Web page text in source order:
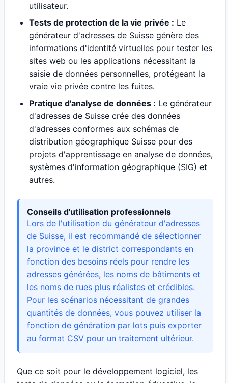
utilisateur.
Tests de protection de la vie privée : Le
générateur d'adresses de Suisse génère des
informations d'identité virtuelles pour tester les
sites web ou les applications nécessitant la
saisie de données personnelles, protégeant la
vraie vie privée contre les fuites.
Pratique d'analyse de données : Le générateur
d'adresses de Suisse crée des données
d'adresses conformes aux schémas de
distribution géographique Suisse pour des
projets d'apprentissage en analyse de données,
systèmes d'information géographique (SIG) et
autres.
Conseils d'utilisation professionnels
Lors de l'utilisation du générateur d'adresses
de Suisse, il est recommandé de sélectionner
la province et le district correspondants en
fonction des besoins réels pour rendre les
adresses générées, les noms de bâtiments et
les noms de rues plus réalistes et crédibles.
Pour les scénarios nécessitant de grandes
quantités de données, vous pouvez utiliser la
fonction de génération par lots puis exporter
au format CSV pour un traitement ultérieur.
Que ce soit pour le développement logiciel, les